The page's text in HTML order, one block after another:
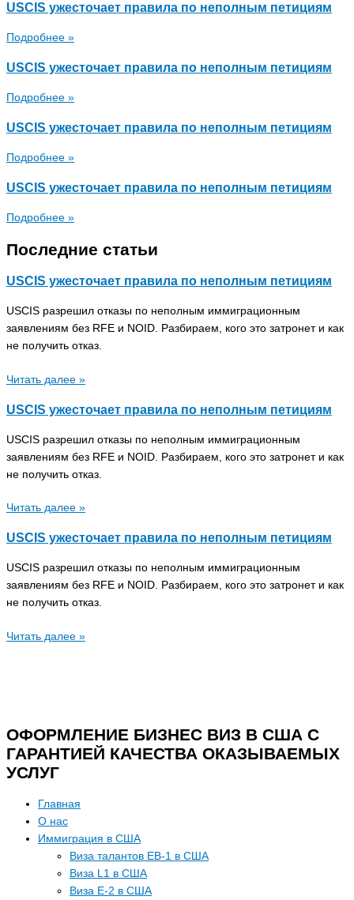
USCIS ужесточает правила по неполным петициям
Подробнее »
USCIS ужесточает правила по неполным петициям
Подробнее »
USCIS ужесточает правила по неполным петициям
Подробнее »
USCIS ужесточает правила по неполным петициям
Подробнее »
Последние статьи
USCIS ужесточает правила по неполным петициям
USCIS разрешил отказы по неполным иммиграционным
заявлениям без RFE и NOID. Разбираем, кого это затронет и как
не получить отказ.
Читать далее »
USCIS ужесточает правила по неполным петициям
USCIS разрешил отказы по неполным иммиграционным
заявлениям без RFE и NOID. Разбираем, кого это затронет и как
не получить отказ.
Читать далее »
USCIS ужесточает правила по неполным петициям
USCIS разрешил отказы по неполным иммиграционным
заявлениям без RFE и NOID. Разбираем, кого это затронет и как
не получить отказ.
Читать далее »
ОФОРМЛЕНИЕ БИЗНЕС ВИЗ В США С
ГАРАНТИЕЙ КАЧЕСТВА ОКАЗЫВАЕМЫХ
УСЛУГ
Главная
О нас
Иммиграция в США
Виза талантов EB-1 в США
Виза L1 в США
Виза E-2 в США